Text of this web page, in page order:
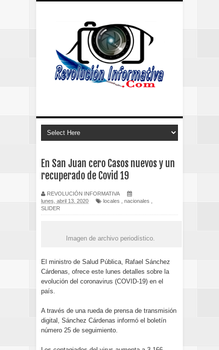
En San Juan cero Casos nuevos y un
recuperado de Covid 19
REVOLUCIÓN INFORMATIVA
lunes, abril 13, 2020
locales nacionales
SLIDER
Imagen de archivo periodístico.
El ministro de Salud Pública, Rafael Sánchez
Cárdenas, ofrece este lunes detalles sobre la
evolución del coronavirus (COVID-19) en el
país.
A través de una rueda de prensa de transmisión
digital, Sánchez Cárdenas informó el boletín
número 25 de seguimiento.